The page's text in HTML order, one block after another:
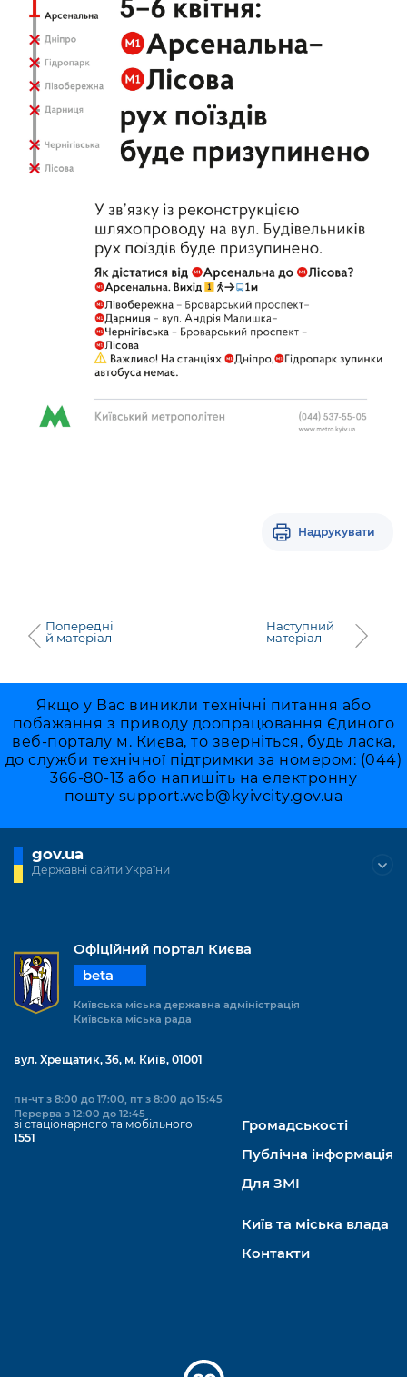
Надрукувати
Попередні
й матеріал
Наступний
матеріал
Якщо у Вас виникли технічні питання або
побажання з приводу доопрацювання Єдиного
веб-порталу м. Києва, то зверніться, будь ласка,
до служби технічної підтримки за номером: (044)
366-80-13 або напишіть на електронну
пошту support.web@kyivcity.gov.ua
gov.ua
Державні сайти України
Офіційний портал Києва
beta
Київська міська державна адміністрація
Київська міська рада
вул. Хрещатик, 36, м. Київ, 01001
пн-чт з 8:00 до 17:00, пт з 8:00 до 15:45
Перерва з 12:00 до 12:45
зі стаціонарного та мобільного
1551
Громадськості
Публічна інформація
Для ЗМІ
Київ та міська влада
Контакти